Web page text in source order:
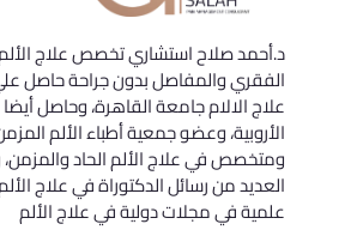
د.أحمد صلاح استشاري تخصص علاج
الفقري والمفاصل بدون جراحة حاصل
علاج الالام جامعة القاهرة، وحاصل
الأروبية، وعضو جمعية أطباء الألم
ومتخصص في علاج الألم الحاد
العديد من رسائل الدكتوراة في علاج
علمية في مجلات دولية في علاج الألم